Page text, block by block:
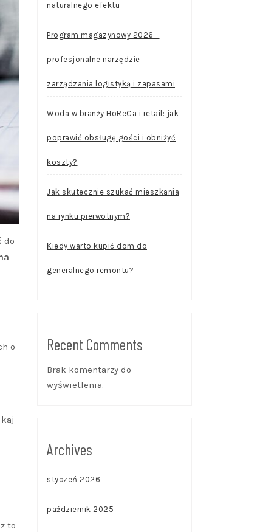
do
o
to
naturalnego efektu
Program magazynowy 2026 –
profesjonalne narzędzie
zarządzania logistyką i zapasami
Woda w branży HoReCa i retail: jak
poprawić obsługę gości i obniżyć
koszty?
Jak skutecznie szukać mieszkania
na rynku pierwotnym?
Kiedy warto kupić dom do
generalnego remontu?
Recent Comments
Brak komentarzy do
wyświetlenia.
Archives
styczeń 2026
październik 2025